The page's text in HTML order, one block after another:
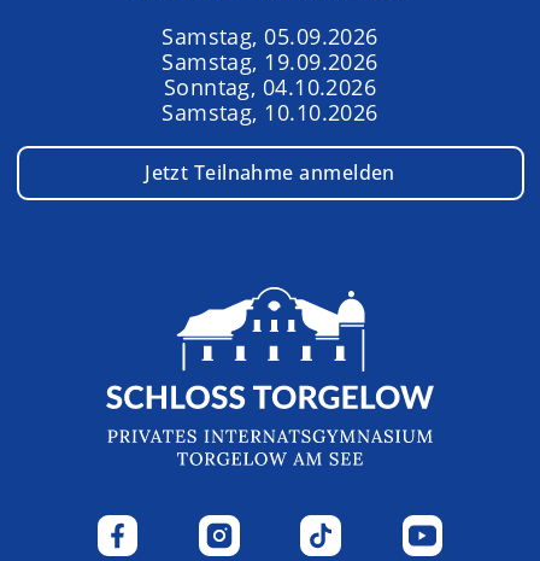
Samstag, 05.09.2026
Samstag, 19.09.2026
Sonntag, 04.10.2026
Samstag, 10.10.2026
Jetzt Teilnahme anmelden